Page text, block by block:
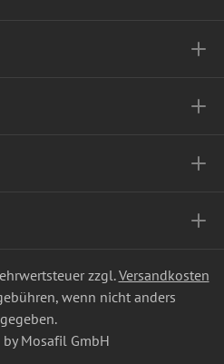
zzgl.Versandkosten
wenn nicht anders
Mosafil GmbH